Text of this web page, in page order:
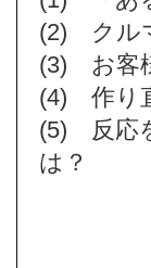
(2) クル
(3) お客
(4) 作り
(5) 反応
は？